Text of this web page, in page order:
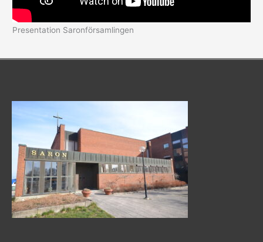
Presentation Saronförsamlingen